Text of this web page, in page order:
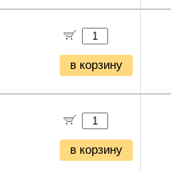
в корзину
в корзину